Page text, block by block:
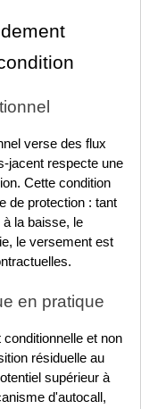
verse des flux
jacent respecte une
Cette condition
de protection : tant
la baisse, le
le versement est
en pratique
et non
résiduelle au
supérieur à
d'autocall,